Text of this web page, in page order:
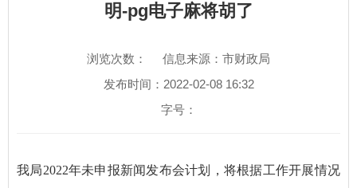
明-pg电子麻将胡了
浏览次数：
信息来源：市财政局
发布时间：2022-02-08 16:32
字号：
我局2022年未申报新闻发布会计划，将根据工作开展情况